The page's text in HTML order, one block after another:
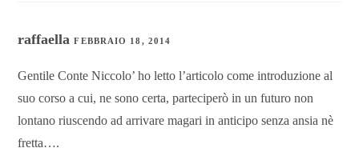
raffaellaFEBBRAIO 18, 2014
Gentile Conte Niccolo’ ho letto l’articolo come introduzione al
suo corso a cui, ne sono certa, parteciperò in un futuro non
lontano riuscendo ad arrivare magari in anticipo senza ansia nè
fretta….